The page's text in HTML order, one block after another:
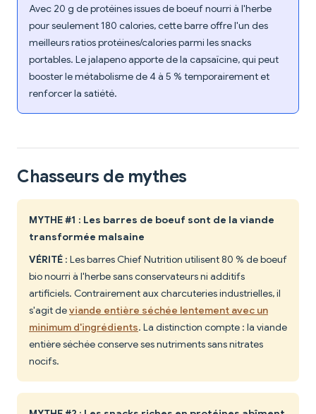
Avec 20 g de protéines issues de boeuf nourri à l'herbe
pour seulement 180 calories, cette barre offre l'un des
meilleurs ratios protéines/calories parmi les snacks
portables. Le jalapeno apporte de la capsaïcine, qui peut
booster le métabolisme de 4 à 5 % temporairement et
renforcer la satiété.
Chasseurs de mythes
MYTHE #1 : Les barres de boeuf sont de la viande
transformée malsaine
VÉRITÉ : Les barres Chief Nutrition utilisent 80 % de boeuf
bio nourri à l'herbe sans conservateurs ni additifs
artificiels. Contrairement aux charcuteries industrielles, il
s'agit deviande entière séchée lentement avec un
minimum d'ingrédients. La distinction compte : la viande
entière séchée conserve ses nutriments sans nitrates
nocifs.